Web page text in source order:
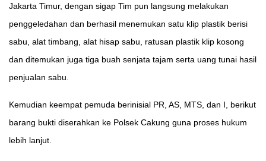
Jakarta Timur, dengan sigap Tim pun langsung melakukan
penggeledahan dan berhasil menemukan satu klip plastik berisi
sabu, alat timbang, alat hisap sabu, ratusan plastik klip kosong
dan ditemukan juga tiga buah senjata tajam serta uang tunai hasil
penjualan sabu.
Kemudian keempat pemuda berinisial PR, AS, MTS, dan I, berikut
barang bukti diserahkan ke Polsek Cakung guna proses hukum
lebih lanjut.